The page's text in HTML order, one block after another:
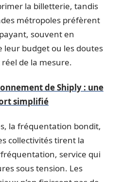
la billetterie, tandis
métropoles préfèrent
souvent en
leur budget ou les doutes
de la mesure.
de Shiply : une
simplifié
la fréquentation bondit,
collectivités tirent la
service qui
sous tension. Les